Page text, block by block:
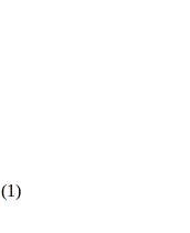
(1)